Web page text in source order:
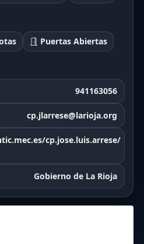
Puertas Abiertas
941163056
cp.jlarrese@larioja.org
cp.jose.luis.arrese/
Gobierno de La Rioja